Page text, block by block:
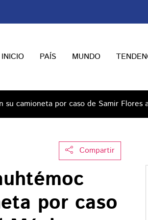
INICIO PAÍS MUNDO
su camioneta por caso de Samir
Compartir
por caso